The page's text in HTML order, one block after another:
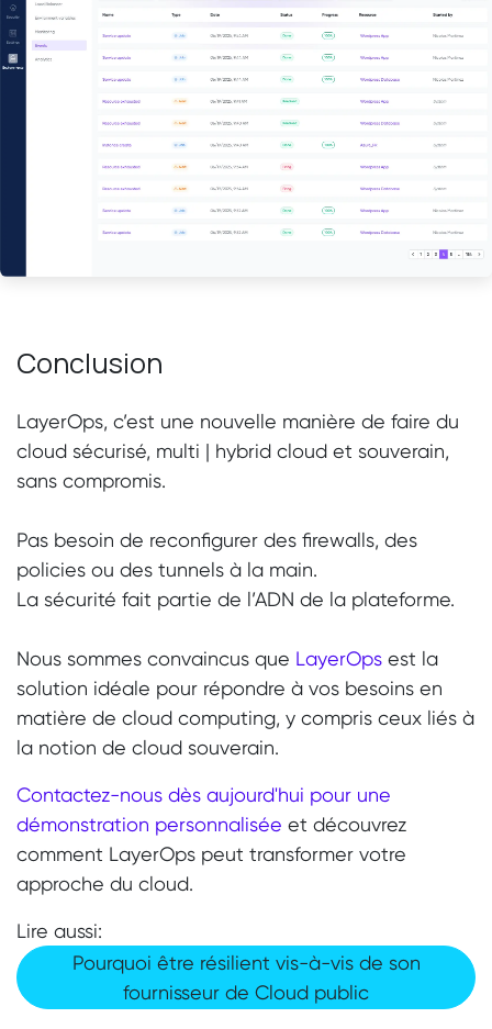
Conclusion
LayerOps, c’est une nouvelle manière de faire du
cloud sécurisé, multi | hybrid cloud et souverain,
sans compromis.
Pas besoin de reconfigurer des firewalls, des
policies ou des tunnels à la main.
La sécurité fait partie de l’ADN de la plateforme.
Nous sommes convaincus que LayerOps est la
solution idéale pour répondre à vos besoins en
matière de cloud computing, y compris ceux liés à
la notion de cloud souverain.
Contactez-nous dès aujourd'hui pour une
démonstration personnalisée et découvrez
comment LayerOps peut transformer votre
approche du cloud.
Lire aussi:
​​​​​​​​​​​​Pourquoi être résilient vis-à-vis de son
fournisseur de Cloud public​​